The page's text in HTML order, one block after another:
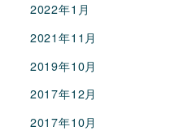
2022年1月
2021年11月
2019年10月
2017年12月
2017年10月